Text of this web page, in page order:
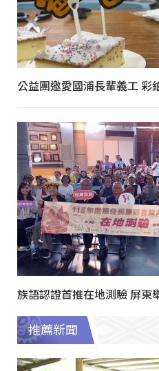
公益團邀愛國浦長輩義工 彩
族語認證首推在地測驗 屏東
推薦新聞